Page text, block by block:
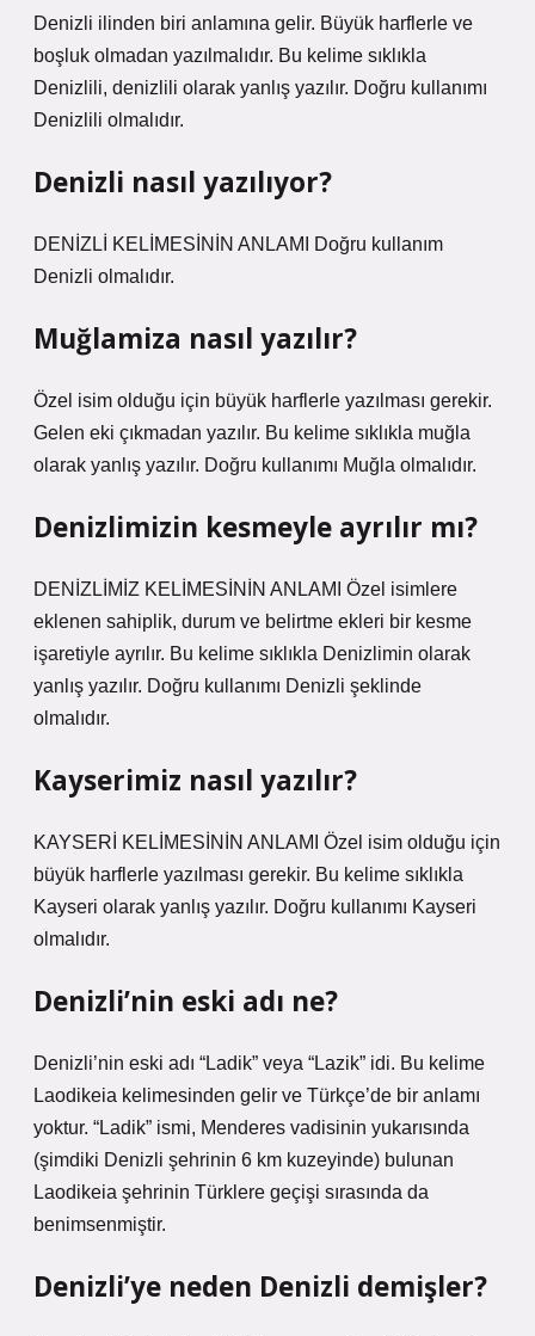
Denizli ilinden biri anlamına gelir. Büyük harflerle ve
boşluk olmadan yazılmalıdır. Bu kelime sıklıkla
Denizlili, denizlili olarak yanlış yazılır. Doğru kullanımı
Denizlili olmalıdır.
Denizli nasıl yazılıyor?
DENİZLİ KELİMESİNİN ANLAMI Doğru kullanım
Denizli olmalıdır.
Muğlamiza nasıl yazılır?
Özel isim olduğu için büyük harflerle yazılması gerekir.
Gelen eki çıkmadan yazılır. Bu kelime sıklıkla muğla
olarak yanlış yazılır. Doğru kullanımı Muğla olmalıdır.
Denizlimizin kesmeyle ayrılır mı?
DENİZLİMİZ KELİMESİNİN ANLAMI Özel isimlere
eklenen sahiplik, durum ve belirtme ekleri bir kesme
işaretiyle ayrılır. Bu kelime sıklıkla Denizlimin olarak
yanlış yazılır. Doğru kullanımı Denizli şeklinde
olmalıdır.
Kayserimiz nasıl yazılır?
KAYSERİ KELİMESİNİN ANLAMI Özel isim olduğu için
büyük harflerle yazılması gerekir. Bu kelime sıklıkla
Kayseri olarak yanlış yazılır. Doğru kullanımı Kayseri
olmalıdır.
Denizli’nin eski adı ne?
Denizli’nin eski adı “Ladik” veya “Lazik” idi. Bu kelime
Laodikeia kelimesinden gelir ve Türkçe’de bir anlamı
yoktur. “Ladik” ismi, Menderes vadisinin yukarısında
(şimdiki Denizli şehrinin 6 km kuzeyinde) bulunan
Laodikeia şehrinin Türklere geçişi sırasında da
benimsenmiştir.
Denizli’ye neden Denizli demişler?